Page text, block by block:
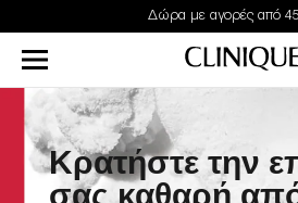
Δώρα με αγορές από
Κρατήστε την
σας καθαρή από